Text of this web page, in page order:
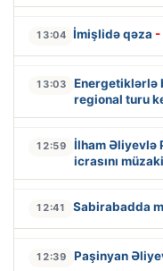
13:04 İmişlidə qəza -
13:03
Energetiklərlə
regional turu
12:59
İlham Əliyevlə
icrasını
12:41 Sabirabadda
12:39 Paşinyan